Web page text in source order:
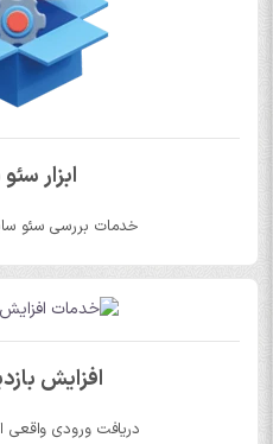
ابزار
خدمات بررسی سئو
افزایش
دریافت ورودی واقعی